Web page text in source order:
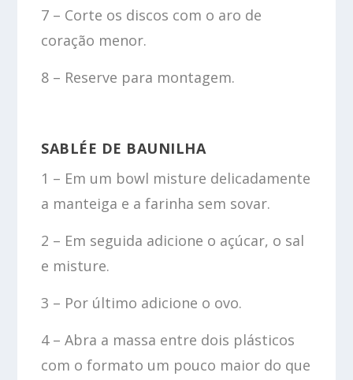
7 – Corte os discos com o aro de
coração menor.
8 – Reserve para montagem.
SABLÉE DE BAUNILHA
1 – Em um bowl misture delicadamente
a manteiga e a farinha sem sovar.
2 – Em seguida adicione o açúcar, o sal
e misture.
3 – Por último adicione o ovo.
4 – Abra a massa entre dois plásticos
com o formato um pouco maior do que